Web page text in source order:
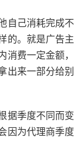
自己消耗完成不
的。就是广告主
费一定金额，
出来一部分给别
据季度不同而变
因为代理商季度